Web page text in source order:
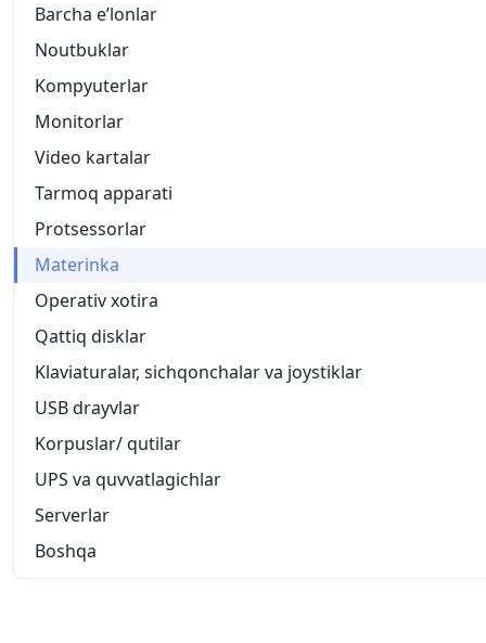
Barcha eʼlonlar
Noutbuklar
Kompyuterlar
Monitorlar
Video kartalar
Tarmoq apparati
Protsessorlar
Materinka
Operativ xotira
Qattiq disklar
Klaviaturalar, sichqonchalar va joystiklar
USB drayvlar
Korpuslar/ qutilar
UPS va quvvatlagichlar
Serverlar
Boshqa